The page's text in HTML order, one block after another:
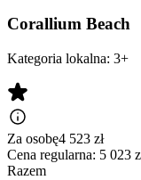
Corallium Beach
Kategoria lokalna: 3+
Za osobę4 523 zł
Cena regularna: 5 023
Razem